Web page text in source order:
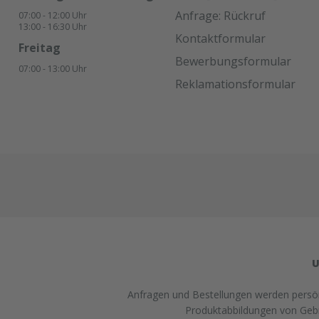
Fuge mit einem Spatel mit
Hilfe eines Glättmittels. Achten
Sie darauf, dass keine
Fugenkanten und das
07:00 - 12:00 Uhr
13:00 - 16:30 Uhr
Freitag
07:00 - 13:00 Uhr
Anfrage: Rückruf
Kontaktformular
Bewerbungsformular
Reklamationsformular
Anfragen und Bestellungen werden
Produktabbildungen von